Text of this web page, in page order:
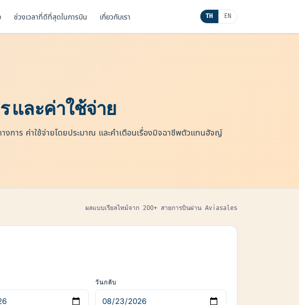
ช่วงเวลาที่ดีที่สุดในการบิน เกี่ยวกับเรา TH EN
และค่าใช้จ่าย
การ ค่าใช้จ่ายโดยประมาณ และคำเตือนเรื่องมิจฉาชีพตัวแทนฮัจญ์
ผลแบบเรียลไทม์จาก 200+ สายการบินผ่าน Aviasales
วันกลับ